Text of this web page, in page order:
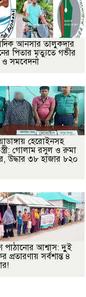
আনসার তালুকদার
পিতার মৃত্যুতে গভীর
সমবেদনা
হেরোইনসহ
স্ত্রী: গোলাম রসুল ও রুমা
উদ্ধার ৩৮ হাজার ৮২০
পাঠানোর আশ্বাস: দুুই
প্রতারণায় সর্বশান্ত ৪